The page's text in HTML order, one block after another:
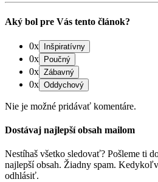
Aký bol pre Vás tento článok?
0x
0x
0x
0x
Nie je možné pridávať komentáre.
Dostávaj najlepší obsah mailom
Nestíhaš všetko sledovať? Pošleme ti
najlepší obsah. Žiadny spam.
odhlásiť.